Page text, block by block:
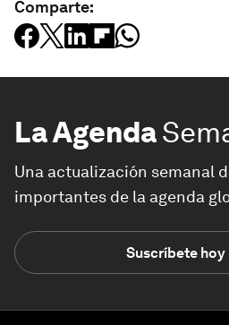
Comparte:
La Agenda
Una actualización semanal
importantes de la agenda
Suscríbete hoy